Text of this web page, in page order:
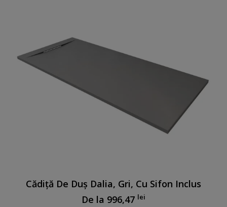
Cădiță De Duș Dalia, Gri, Cu Sifon Inclus
De la 996,47 lei